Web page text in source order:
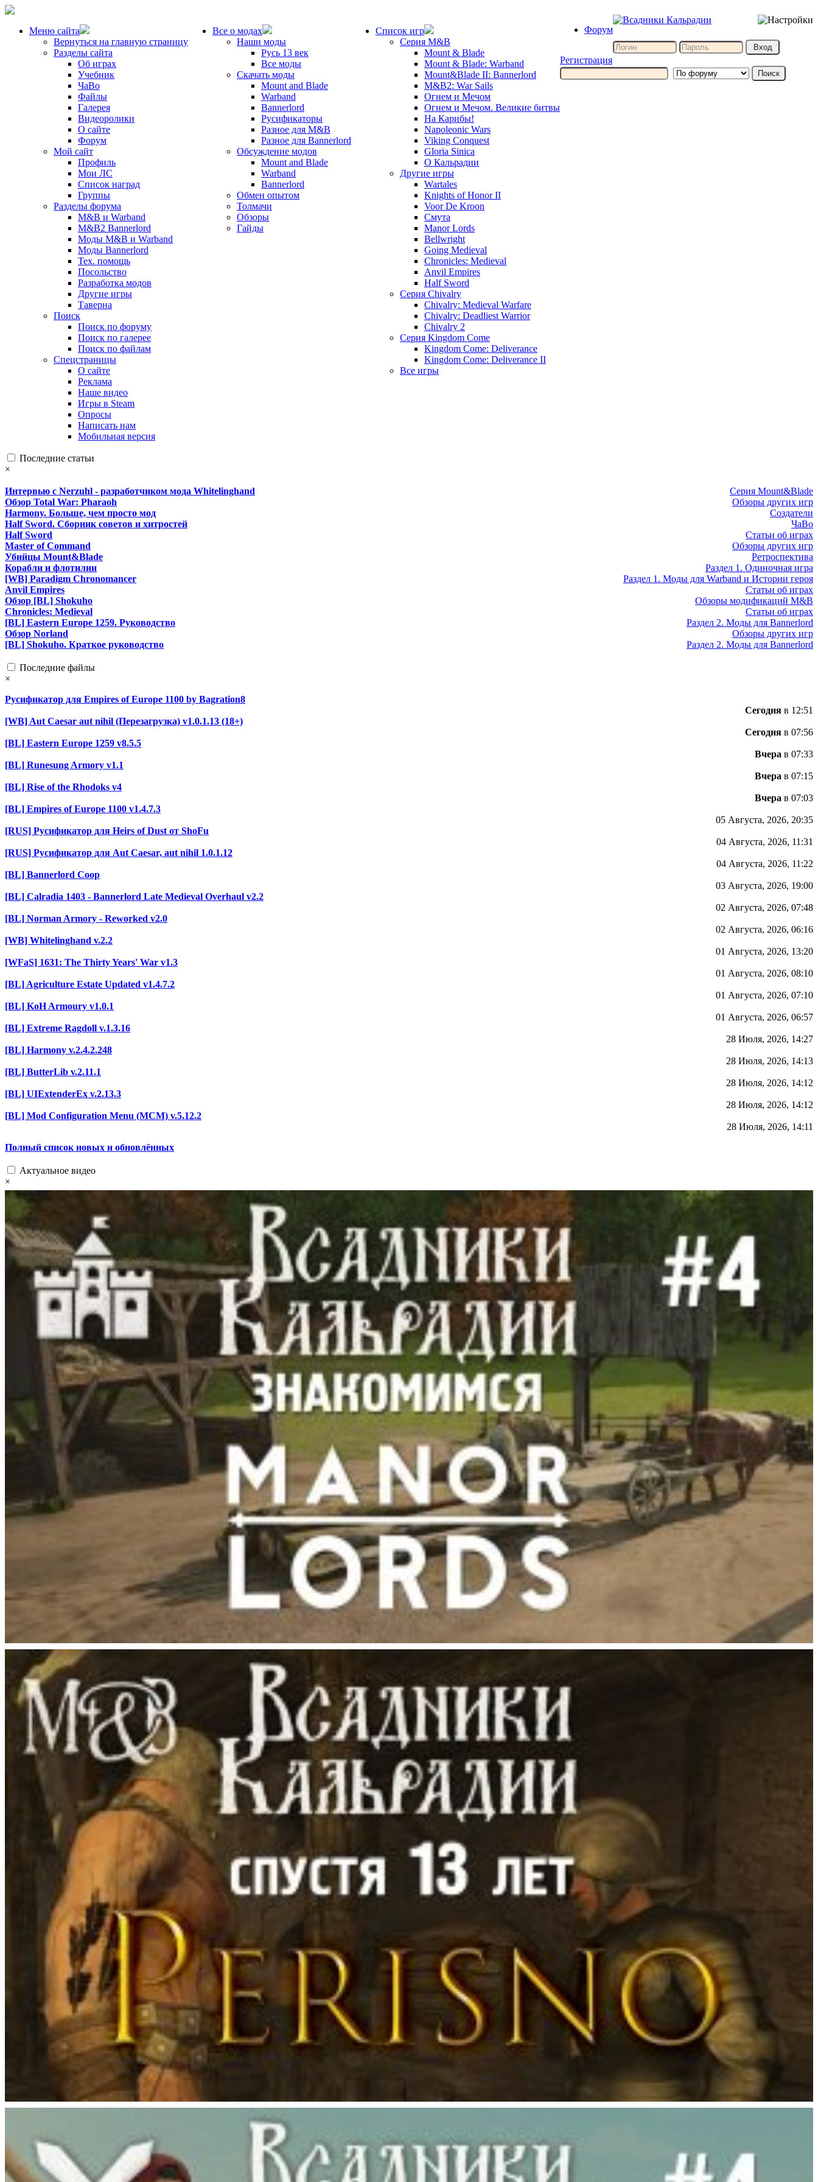
Меню сайта
Вернуться на главную страницу
Разделы сайта
Об играх
Учебник
ЧаВо
Файлы
Галерея
Видеоролики
О сайте
Форум
Мой сайт
Профиль
Мои ЛС
Список наград
Группы
Разделы форума
M&B и Warband
M&B2 Bannerlord
Моды M&B и Warband
Моды Bannerlord
Тех. помощь
Посольство
Разработка модов
Другие игры
Таверна
Поиск
Поиск по форуму
Поиск по галерее
Поиск по файлам
Спецстраницы
О сайте
Реклама
Наше видео
Игры в Steam
Опросы
Написать нам
Мобильная версия
Все о модах
Наши моды
Русь 13 век
Все моды
Скачать моды
Mount and Blade
Warband
Bannerlord
Русификаторы
Разное для M&B
Разное для Bannerlord
Обсуждение модов
Mount and Blade
Warband
Bannerlord
Обмен опытом
Толмачи
Обзоры
Гайды
Список игр
Серия M&B
Mount & Blade
Mount & Blade: Warband
Mount&Blade II: Bannerlord
M&B2: War Sails
Огнем и Мечом
Огнем и Мечом. Великие битвы
На Карибы!
Napoleonic Wars
Viking Conquest
Gloria Sinica
О Кальрадии
Другие игры
Wartales
Knights of Honor II
Voor De Kroon
Смута
Manor Lords
Bellwright
Going Medieval
Chronicles: Medieval
Anvil Empires
Half Sword
Серия Chivalry
Chivalry: Medieval Warfare
Chivalry: Deadliest Warrior
Chivalry 2
Серия Kingdom Come
Kingdom Come: Deliverance
Kingdom Come: Deliverance II
Все игры
Форум
Регистрация
Последние статьи
×
Серия Mount&Blade
Интервью с Nerzuhl - разработчиком мода Whitelinghand
Обзоры других игр
Обзор Total War: Pharaoh
Создатели
Harmony. Больше, чем просто мод
ЧаВо
Half Sword. Сборник советов и хитростей
Статьи об играх
Half Sword
Обзоры других игр
Master of Command
Ретроспектива
Убийцы Mount&Blade
Раздел 1. Одиночная игра
Корабли и флотилии
Раздел 1. Моды для Warband и Истории героя
[WB] Paradigm Chronomancer
Статьи об играх
Anvil Empires
Обзоры модификаций M&B
Обзор [BL] Shokuho
Статьи об играх
Chronicles: Medieval
Раздел 2. Моды для Bannerlord
[BL] Eastern Europe 1259. Руководство
Обзоры других игр
Обзор Norland
Раздел 2. Моды для Bannerlord
[BL] Shokuho. Краткое руководство
Последние файлы
×
Русификатор для Empires of Europe 1100 by Bagration8
Сегодня в 12:51
[WB] Aut Caesar aut nihil (Перезагрузка) v1.0.1.13 (18+)
Сегодня в 07:56
[BL] Eastern Europe 1259 v8.5.5
Вчера в 07:33
[BL] Runesung Armory v1.1
Вчера в 07:15
[BL] Rise of the Rhodoks v4
Вчера в 07:03
[BL] Empires of Europe 1100 v1.4.7.3
05 Августа, 2026, 20:35
[RUS] Русификатор для Heirs of Dust от ShoFu
04 Августа, 2026, 11:31
[RUS] Русификатор для Aut Caesar, aut nihil 1.0.1.12
04 Августа, 2026, 11:22
[BL] Bannerlord Coop
03 Августа, 2026, 19:00
[BL] Calradia 1403 - Bannerlord Late Medieval Overhaul v2.2
02 Августа, 2026, 07:48
[BL] Norman Armory - Reworked v2.0
02 Августа, 2026, 06:16
[WB] Whitelinghand v.2.2
01 Августа, 2026, 13:20
[WFaS] 1631: The Thirty Years' War v1.3
01 Августа, 2026, 08:10
[BL] Agriculture Estate Updated v1.4.7.2
01 Августа, 2026, 07:10
[BL] KoH Armoury v1.0.1
01 Августа, 2026, 06:57
[BL] Extreme Ragdoll v.1.3.16
28 Июля, 2026, 14:27
[BL] Harmony v.2.4.2.248
28 Июля, 2026, 14:13
[BL] ButterLib v.2.11.1
28 Июля, 2026, 14:12
[BL] UIExtenderEx v.2.13.3
28 Июля, 2026, 14:12
[BL] Mod Configuration Menu (MCM) v.5.12.2
28 Июля, 2026, 14:11
Полный список новых и обновлённых
Актуальное видео
×